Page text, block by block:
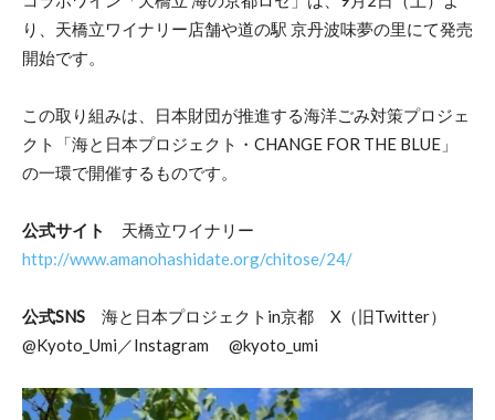
り、天橋立ワイナリー店舗や道の駅 京丹波味夢の里にて発売
開始です。
この取り組みは、日本財団が推進する海洋ごみ対策プロジェ
クト「海と日本プロジェクト・CHANGE FOR THE BLUE」
の一環で開催するものです。
公式サイト
天橋立ワイナリー
http://www.amanohashidate.org/chitose/24/
公式SNS 海と日本プロジェクトin京都 X（旧Twitter）
@Kyoto_Umi／Instagram @kyoto_umi